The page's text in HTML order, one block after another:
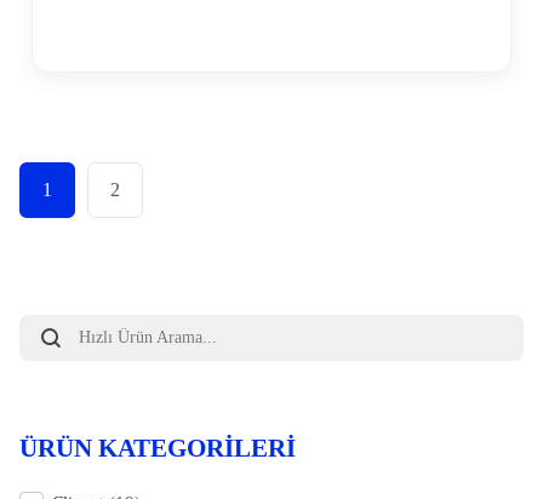
1 2
search
ÜRÜN KATEGORILERI